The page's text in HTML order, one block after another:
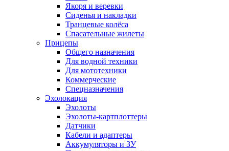
Якоря и веревки
Сиденья и накладки
Транцевые колёса
Спасательные жилеты
Прицепы
Общего назначения
Для водной техники
Для мототехники
Коммерческие
Спецназначения
Эхолокация
Эхолоты
Эхолоты-картплоттеры
Датчики
Кабели и адаптеры
Аккумуляторы и ЗУ